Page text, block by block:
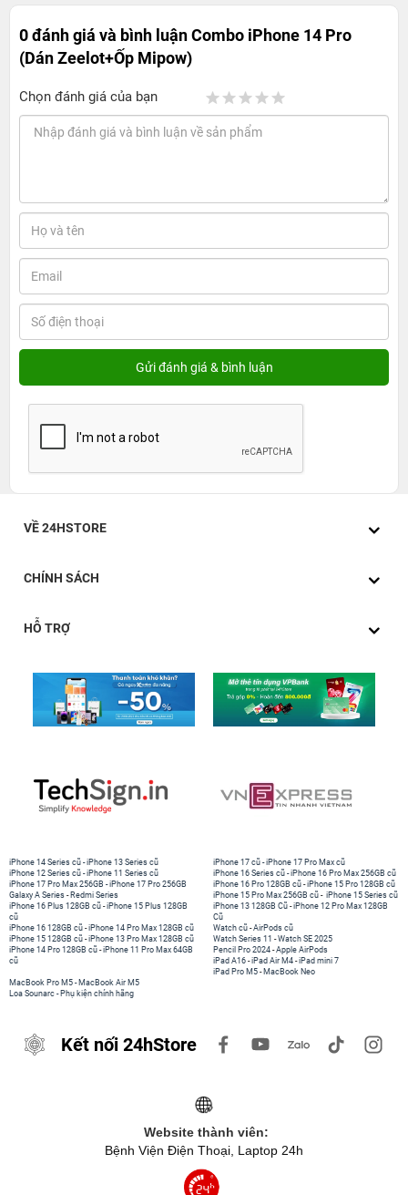
0 đánh giá và bình luậnCombo iPhone 14 Pro
(Dán Zeelot+Ốp Mipow)
Chọn đánh giá của bạn
VỀ 24HSTORE
CHÍNH SÁCH
HỖ TRỢ
iPhone 14 Series cũ -iPhone 13 Series cũ
iPhone 12 Series cũ -iPhone 11 Series cũ
iPhone 17 Pro Max 256GB -iPhone 17 Pro 256GB
Galaxy A Series - Redmi Series
iPhone 17 cũ -iPhone 17 Pro Max cũ
iPhone 16 Series cũ - iPhone 16 Pro Max 256GB cũ
iPhone 16 Pro 128GB cũ -iPhone 15 Pro 128GB cũ
iPhone 15 Pro Max 256GB cũ - iPhone 15 Series cũ
iPhone 16 Plus 128GB cũ -iPhone 15 Plus 128GB
cũ
iPhone 16 128GB cũ -iPhone 14 Pro Max 128GB cũ
iPhone 15 128GB cũ -iPhone 13 Pro Max 128GB cũ
iPhone 14 Pro 128GB cũ -iPhone 11 Pro Max 64GB
cũ
iPhone 13 128GB Cũ -iPhone 12 Pro Max 128GB
Cũ
Watch cũ -AirPods cũ
Watch Series 11 -Watch SE 2025
Pencil Pro 2024 -Apple AirPods
iPad A16 -iPad Air M4 -iPad mini 7
iPad Pro M5 - MacBook Neo
MacBook Pro M5 - MacBook Air M5
Loa Sounarc - Phụ kiện chính hãng
Kết nối 24hStore
Website thành viên:
Bệnh Viện Điện Thoại, Laptop 24h